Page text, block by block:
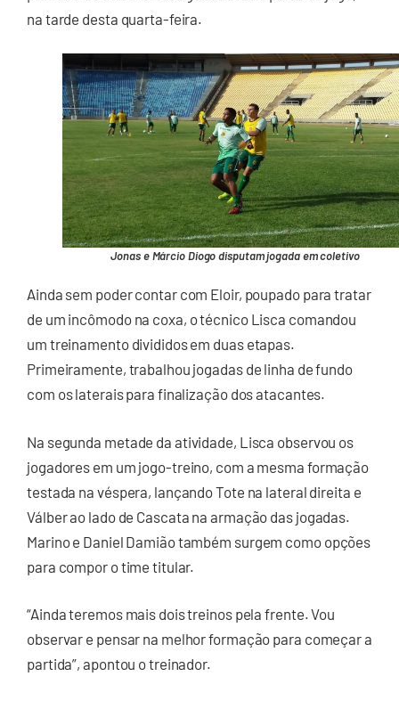
na tarde desta quarta-feira.
Jonas e Márcio Diogo disputam jogada em coletivo
Ainda sem poder contar com Eloir, poupado para tratar
de um incômodo na coxa, o técnico Lisca comandou
um treinamento divididos em duas etapas.
Primeiramente, trabalhou jogadas de linha de fundo
com os laterais para finalização dos atacantes.
Na segunda metade da atividade, Lisca observou os
jogadores em um jogo-treino, com a mesma formação
testada na véspera, lançando Tote na lateral direita e
Válber ao lado de Cascata na armação das jogadas.
Marino e Daniel Damião também surgem como opções
para compor o time titular.
“Ainda teremos mais dois treinos pela frente. Vou
observar e pensar na melhor formação para começar a
partida”, apontou o treinador.